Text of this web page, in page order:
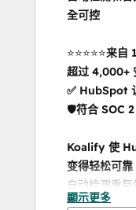
全可控
⭐️⭐️⭐️⭐️⭐️来自
超过 4,000+
✅ HubSpot
🛡️符合 SOC
Koalify 使
变得轻松可靠
自动检测重
自定义对象
顯示更多